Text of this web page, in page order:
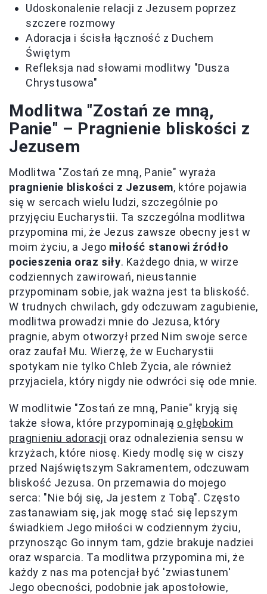
Udoskonalenie relacji z Jezusem poprzez
szczere rozmowy
Adoracja i ścisła łączność z Duchem
Świętym
Refleksja nad słowami modlitwy "Dusza
Chrystusowa"
Modlitwa "Zostań ze mną,
Panie" – Pragnienie bliskości z
Jezusem
Modlitwa "Zostań ze mną, Panie" wyraża
pragnienie bliskości z Jezusem, które pojawia
się w sercach wielu ludzi, szczególnie po
przyjęciu Eucharystii. Ta szczególna modlitwa
przypomina mi, że Jezus zawsze obecny jest w
moim życiu, a Jego miłość stanowi źródło
pocieszenia oraz siły. Każdego dnia, w wirze
codziennych zawirowań, nieustannie
przypominam sobie, jak ważna jest ta bliskość.
W trudnych chwilach, gdy odczuwam zagubienie,
modlitwa prowadzi mnie do Jezusa, który
pragnie, abym otworzył przed Nim swoje serce
oraz zaufał Mu. Wierzę, że w Eucharystii
spotykam nie tylko Chleb Życia, ale również
przyjaciela, który nigdy nie odwróci się ode mnie.
W modlitwie "Zostań ze mną, Panie" kryją się
także słowa, które przypominają o głębokim
pragnieniu adoracji oraz odnalezienia sensu w
krzyżach, które niosę. Kiedy modlę się w ciszy
przed Najświętszym Sakramentem, odczuwam
bliskość Jezusa. On przemawia do mojego
serca: "Nie bój się, Ja jestem z Tobą". Często
zastanawiam się, jak mogę stać się lepszym
świadkiem Jego miłości w codziennym życiu,
przynosząc Go innym tam, gdzie brakuje nadziei
oraz wsparcia. Ta modlitwa przypomina mi, że
każdy z nas ma potencjał być 'zwiastunem'
Jego obecności, podobnie jak apostołowie,